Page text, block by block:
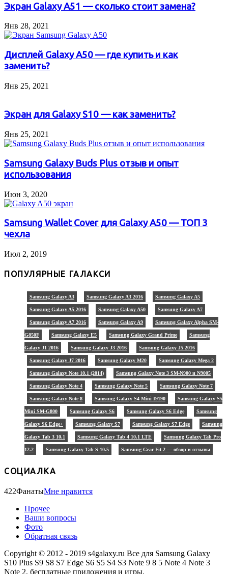
Экран Galaxy A51 — сколько стоит замена?
Янв 28, 2021
Дисплей Galaxy A50 — где купить и как
заменить?
Янв 25, 2021
Экран для Galaxy S10 — как заменить?
Янв 25, 2021
Samsung Galaxy Buds Plus отзыв и опыт
использования
Июн 3, 2020
Samsung Wallet Cover для Galaxy A50 — ТОП 3
чехла
Июл 2, 2019
ПОПУЛЯРНЫЕ ГАЛАКСИ
Samsung Galaxy A3 Samsung Galaxy A3 2016 Samsung Galaxy A5
Samsung Galaxy A5 2016 Samsung Galaxy A50 Samsung Galaxy A7
Samsung Galaxy A7 2016 Samsung Galaxy A9 Samsung Galaxy Alpha SM-
G850F Samsung Galaxy E5 Samsung Galaxy Grand Prime Samsung
Galaxy J1 2016 Samsung Galaxy J3 2016 Samsung Galaxy J5 2016
Samsung Galaxy J7 2016 Samsung Galaxy M20 Samsung Galaxy Mega 2
Samsung Galaxy Note 10.1 (2014) Samsung Galaxy Note 3 SM-N900 и N9005
Samsung Galaxy Note 4 Samsung Galaxy Note 5 Samsung Galaxy Note 7
Samsung Galaxy Note 8 Samsung Galaxy S4 Mini I9190 Samsung Galaxy S5
Mini SM-G800 Samsung Galaxy S6 Samsung Galaxy S6 Edge Samsung
Galaxy S6 Edge+ Samsung Galaxy S7 Samsung Galaxy S7 Edge Samsung
Galaxy Tab 3 10.1 Samsung Galaxy Tab 4 10.1 LTE Samsung Galaxy Tab Pro
12.2 Samsung Galaxy Tab S 10.5 Samsung Gear Fit 2 — обзор и отзывы
СОЦИАЛКА
422ФанатыМне нравится
Прочее
Ваши вопросы
Фото
Обратная связь
Copyright © 2012 - 2019 s4galaxy.ru Все для Samsung Galaxy
S10 Plus S9 S8 S7 Edge S6 S5 S4 S3 Note 9 8 5 Note 4 Note 3
Note 2, бесплатные приложения и игры.